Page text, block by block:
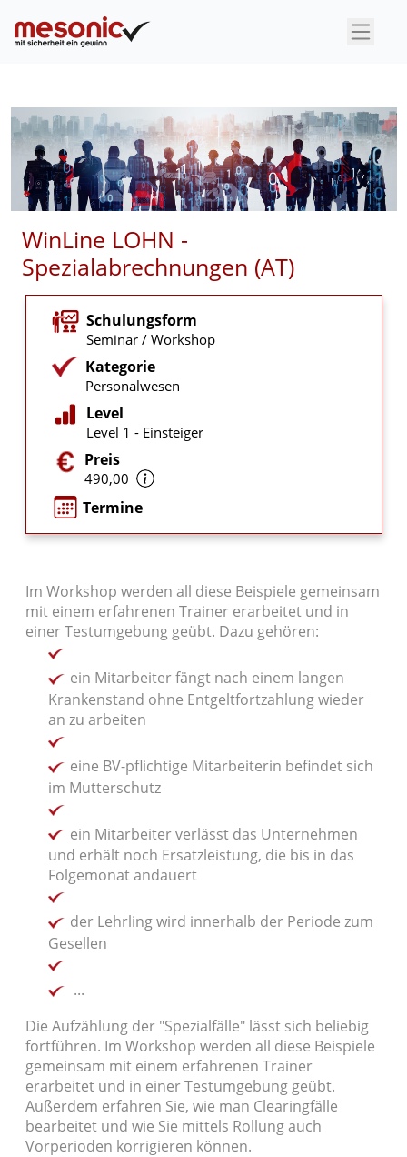
×
WinLine LOHN -
Spezialabrechnungen (AT)
Schulungsform
Seminar / Workshop
Kategorie
Personalwesen
Level
Level 1 - Einsteiger
Preis
490,00
Termine
Im Workshop werden all diese Beispiele gemeinsam
mit einem erfahrenen Trainer erarbeitet und in
einer Testumgebung geübt. Dazu gehören:
ein Mitarbeiter fängt nach einem langen
Krankenstand ohne Entgeltfortzahlung wieder
an zu arbeiten
eine BV-pflichtige Mitarbeiterin befindet sich
im Mutterschutz
ein Mitarbeiter verlässt das Unternehmen
und erhält noch Ersatzleistung, die bis in das
Folgemonat andauert
der Lehrling wird innerhalb der Periode zum
Gesellen
...
Die Aufzählung der "Spezialfälle" lässt sich beliebig
fortführen. Im Workshop werden all diese Beispiele
gemeinsam mit einem erfahrenen Trainer
erarbeitet und in einer Testumgebung geübt.
Außerdem erfahren Sie, wie man Clearingfälle
bearbeitet und wie Sie mittels Rollung auch
Vorperioden korrigieren können.